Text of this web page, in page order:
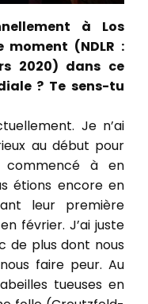
à Los
(NDLR :
2020) dans ce
? Te sens-tu
Je n’ai
au début pour
commencé à en
étions encore en
leur première
février. J’ai juste
de plus dont nous
faire peur. Au
tueuses en